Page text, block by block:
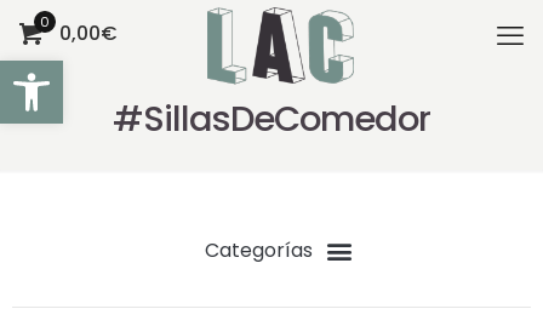
Abrir barra de herramientas
0 0,00€
#SillasDeComedor